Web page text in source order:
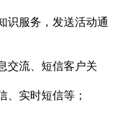
识服务，发送活动通
交流、短信客户关
、实时短信等；